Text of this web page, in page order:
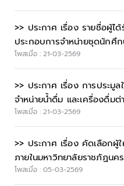
>> ประกาศ เรื่อง รายชื่อผู้ไ
ประกอบการจำหน่ายชุดนักศึ
โพสเมื่อ : 21-03-2569
>> ประกาศ เรื่อง การประมู
จำหน่ายน้ำดื่ม และเครื่องดื่ม
โพสเมื่อ : 21-03-2569
>> ประกาศ เรื่อง คัดเลือกผู้
ภายในมหาวิทยาลัยราชภัฏนค
โพสเมื่อ : 05-03-2569